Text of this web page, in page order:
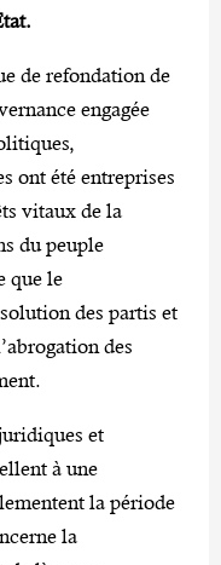
de refondation de
engagée
ont été entreprises
vitaux de la
du peuple
que le
des partis et
des
et
à une
la période
la